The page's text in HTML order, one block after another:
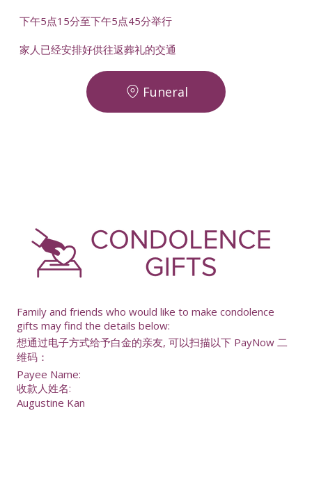
下午5点15分至下午5点45分举行
家人已经安排好供往返葬礼的交通
Funeral
Family and friends who would like to make condolence
gifts may find the details below:
想通过电子方式给予白金的亲友, 可以扫描以下 PayNow 二
维码：
Payee Name:
收款人姓名:
Augustine Kan